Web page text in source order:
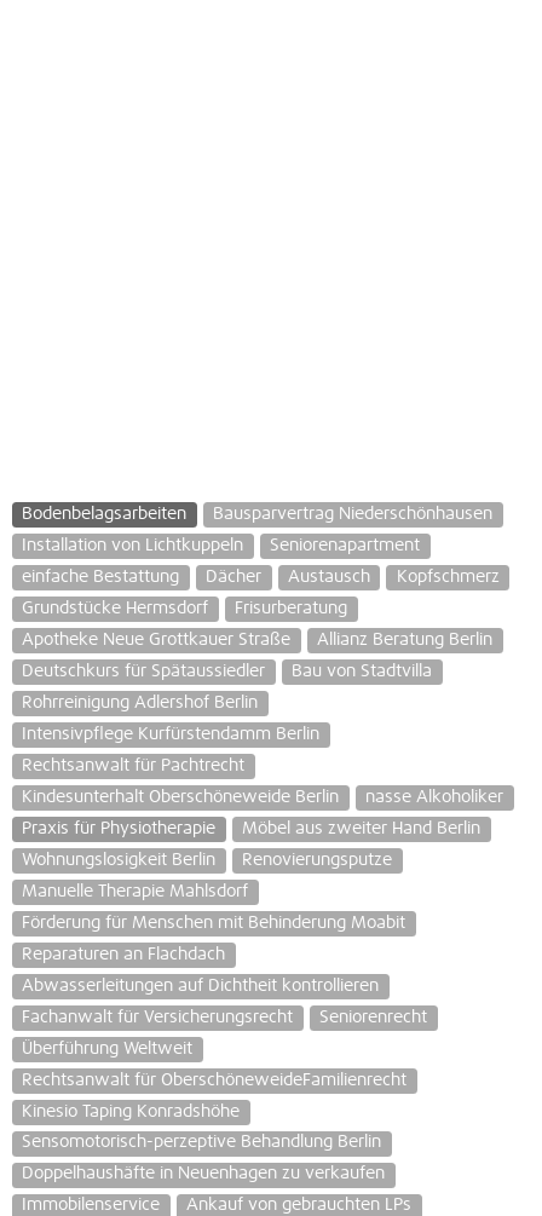
Bodenbelagsarbeiten
Bausparvertrag Niederschönhausen
Installation von Lichtkuppeln
Seniorenapartment
einfache Bestattung
Dächer Austausch
Kopfschmerz
Grundstücke Hermsdorf
Frisurberatung
Apotheke Neue Grottkauer Straße
Allianz Beratung Berlin
Deutschkurs für Spätaussiedler
Bau von Stadtvilla
Rohrreinigung Adlershof Berlin
Intensivpflege Kurfürstendamm Berlin
Rechtsanwalt für Pachtrecht
Kindesunterhalt Oberschöneweide Berlin
nasse Alkoholiker
Praxis für Physiotherapie
Möbel aus zweiter Hand Berlin
Wohnungslosigkeit Berlin
Renovierungsputze
Manuelle Therapie Mahlsdorf
Förderung für Menschen mit Behinderung Moabit
Reparaturen an Flachdach
Abwasserleitungen auf Dichtheit kontrollieren
Fachanwalt für Versicherungsrecht
Seniorenrecht
Überführung Weltweit
Rechtsanwalt für OberschöneweideFamilienrecht
Kinesio Taping Konradshöhe
Sensomotorisch-perzeptive Behandlung Berlin
Doppelhaushäfte in Neuenhagen zu verkaufen
Immobilenservice
Ankauf von gebrauchten LPs